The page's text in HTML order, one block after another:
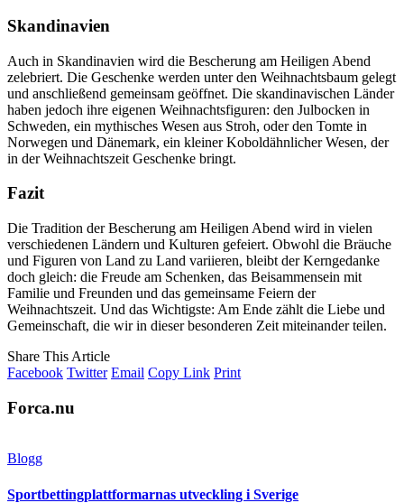
Skandinavien
Auch in Skandinavien wird die Bescherung am Heiligen Abend
zelebriert. Die Geschenke werden unter den Weihnachtsbaum gelegt
und anschließend gemeinsam geöffnet. Die skandinavischen Länder
haben jedoch ihre eigenen Weihnachtsfiguren: den Julbocken in
Schweden, ein mythisches Wesen aus Stroh, oder den Tomte in
Norwegen und Dänemark, ein kleiner Koboldähnlicher Wesen, der
in der Weihnachtszeit Geschenke bringt.
Fazit
Die Tradition der Bescherung am Heiligen Abend wird in vielen
verschiedenen Ländern und Kulturen gefeiert. Obwohl die Bräuche
und Figuren von Land zu Land variieren, bleibt der Kerngedanke
doch gleich: die Freude am Schenken, das Beisammensein mit
Familie und Freunden und das gemeinsame Feiern der
Weihnachtszeit. Und das Wichtigste: Am Ende zählt die Liebe und
Gemeinschaft, die wir in dieser besonderen Zeit miteinander teilen.
Share This Article
Facebook Twitter Email Copy Link Print
Forca.nu
Blogg
Sportbettingplattformarnas utveckling i Sverige